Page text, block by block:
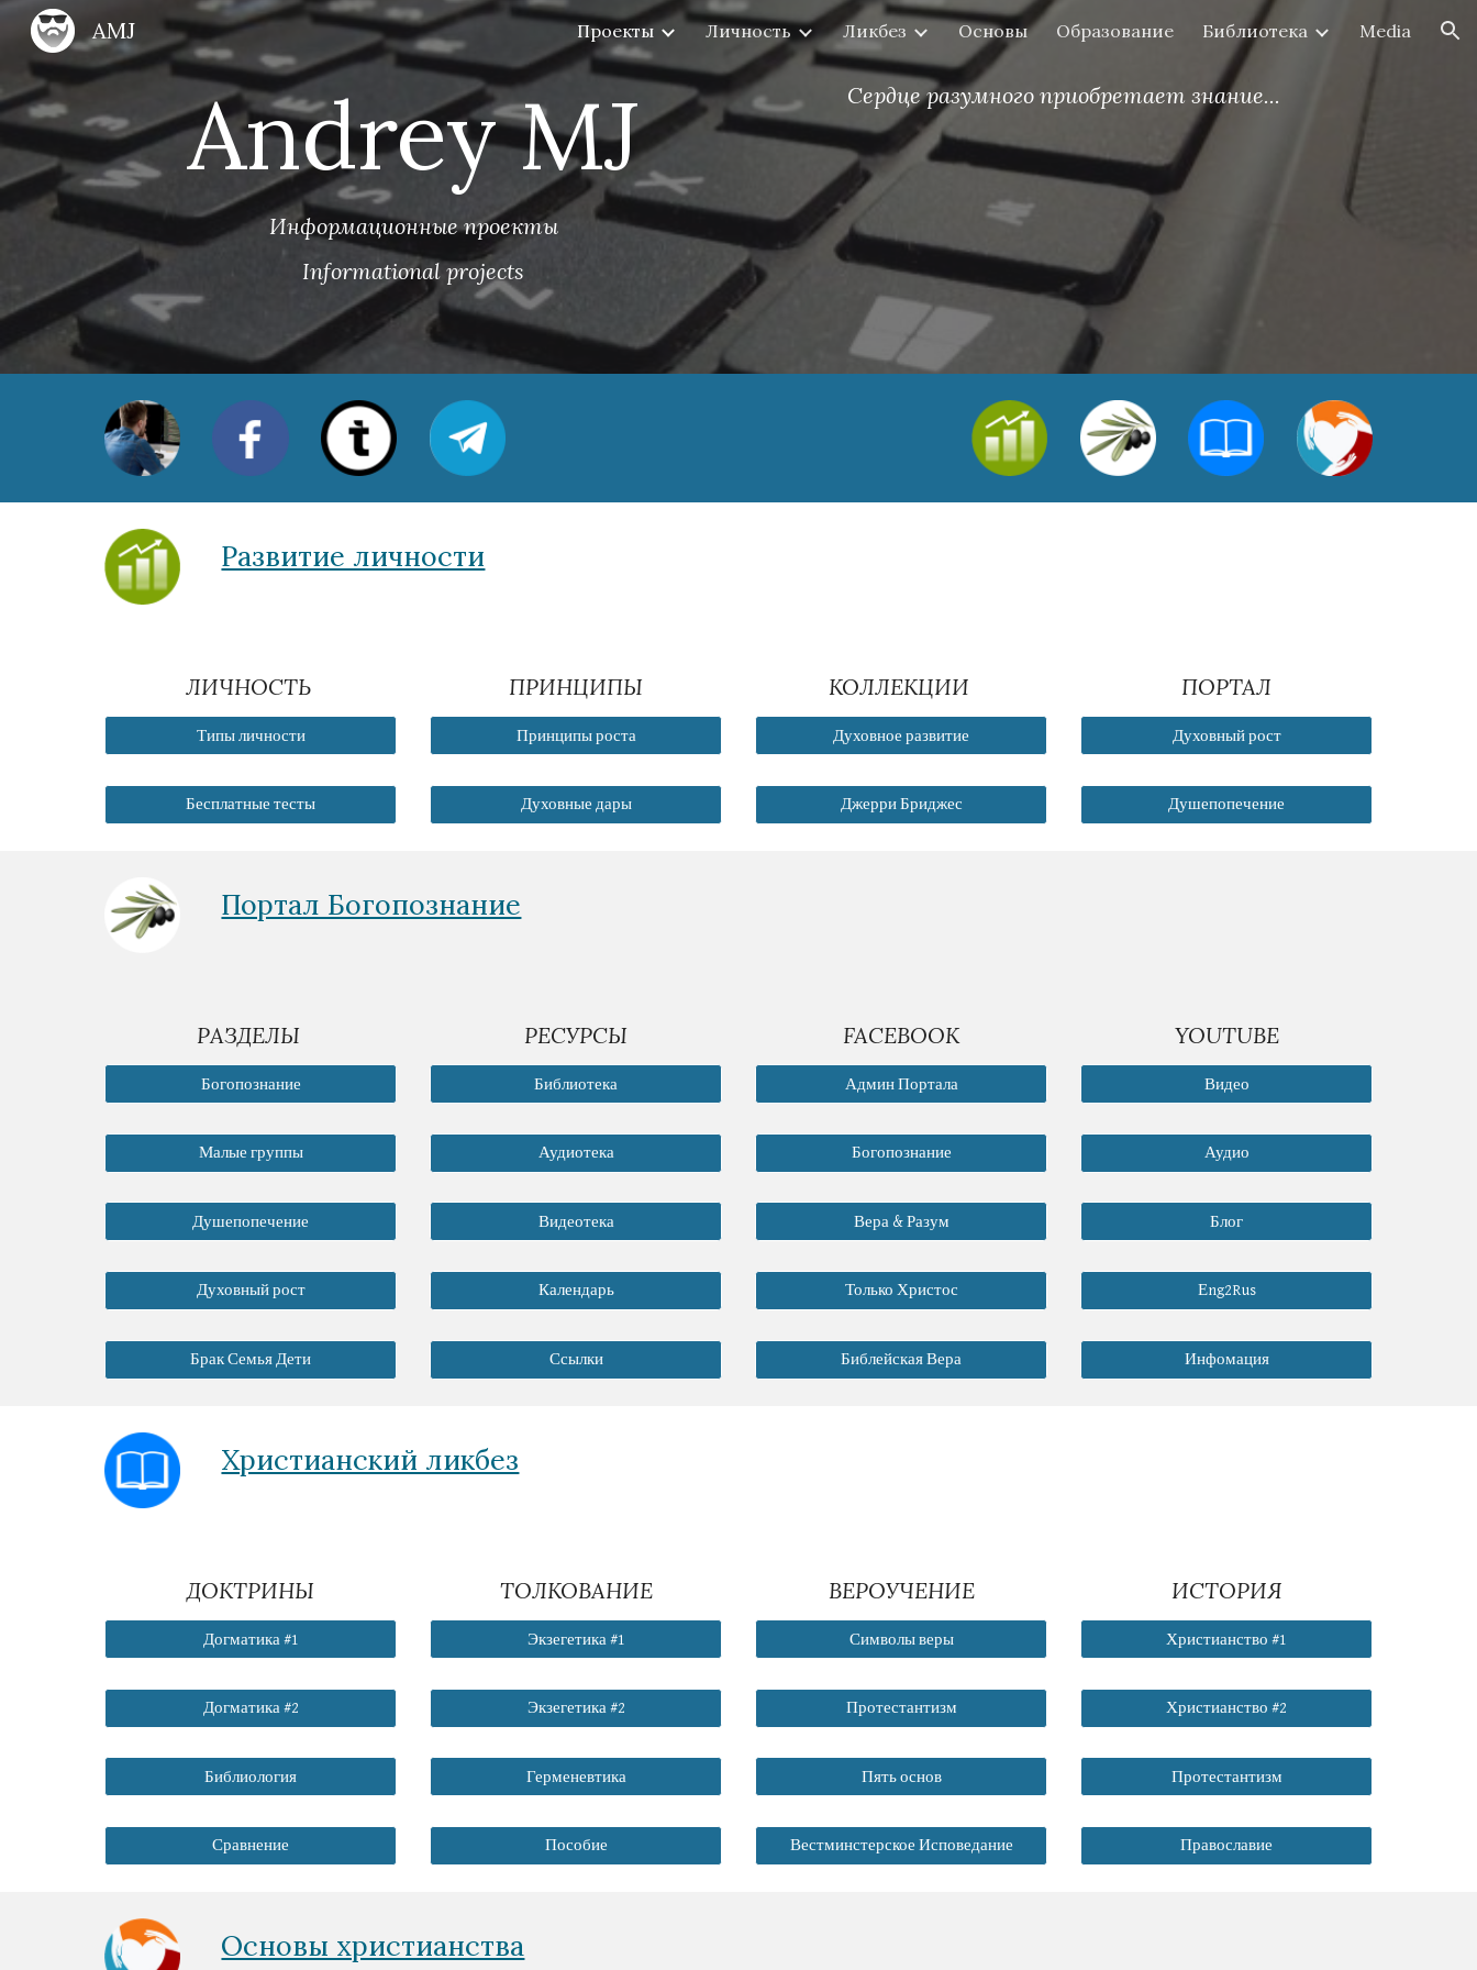
Skip to main content Skip to navigation
AMJ Проекты Личность Ликбез Основы Образование Библиотека Media
Andrey MJ
Информационные проекты
Informational projects
Сердце разумного приобретает знание...
Развитие личности
ЛИЧНОСТЬ
Типы личности
Бесплатные тесты
ПРИНЦИПЫ
Принципы роста
Духовные дары
КОЛЛЕКЦИИ
Духовное развитие
Джерри Бриджес
ПОРТАЛ
Духовный рост
Душепопечение
Портал Богопознание
РАЗДЕЛЫ
Богопознание
Малые группы
Душепопечение
Духовный рост
Брак Семья Дети
РЕСУРСЫ
Библиотека
Аудиотека
Видеотека
Календарь
Ссылки
FACEBOOK
Админ Портала
Богопознание
Вера & Разум
Только Христос
Библейская Вера
YOUTUBE
Видео
Аудио
Блог
Еng2Rus
Инфомация
Христианский ликбез
ДОКТРИНЫ
Догматика #1
Догматика #2
Библиология
Сравнение
ТОЛКОВАНИЕ
Экзегетика #1
Экзегетика #2
Герменевтика
Пособие
ВЕРОУЧЕНИЕ
Символы веры
Протестантизм
Пять основ
Вестминстерское Исповедание
ИСТОРИЯ
Христианство #1
Христианство #2
Протестантизм
Православие
Основы христианства